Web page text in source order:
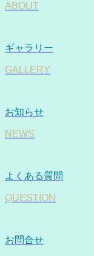
ABOUT
ギャラリー
GALLERY
お知らせ
NEWS
よくある質問
QUESTION
お問合せ